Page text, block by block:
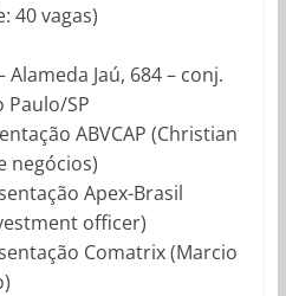
40 vagas)
Alameda Jaú, 684 – conj.
Paulo/SP
ABVCAP (Christian
negócios)
Apex-Brasil
officer)
Comatrix (Marcio